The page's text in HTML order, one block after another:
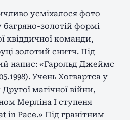
усміхалося фото
золотій формі
квіддичної команди,
золотий снитч. Під
напис: «Гарольд Джеймс
Учень Хогвартса у
магічної війни,
Мерліна І ступеня
in Pace.» Під гранітним